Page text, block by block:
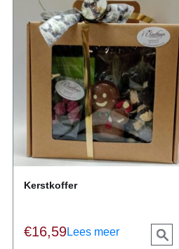
Kerstkoffer
€16,59
View
Lees meer